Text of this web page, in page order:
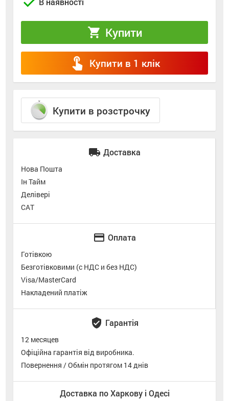
shopping_cart Купити
touch_app Купити в 1 клік
Купити в розстрочку
local_shipping Доставка
Нова Пошта
Ін Тайм
Делівері
САТ
credit_card Оплата
Готівкою
Безготівковими (с НДС и без НДС)
Visa/MasterCard
Накладений платіж
verified_user Гарантія
12 месяцев
Офіційна гарантія від виробника.
Повернення / Обмін протягом 14 днів
Доставка по Харкову і Одесі